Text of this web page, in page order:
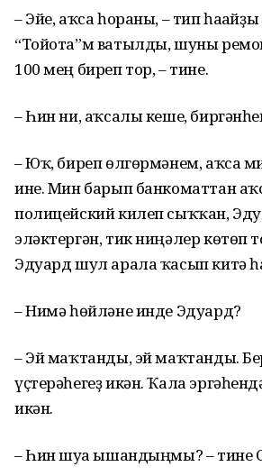
– Эйе, аҡса һораны, – тип
“Тойота”м ватылды, шуны
100 мең биреп тор, – тине.
– Һин ни, аҡсалы кеше,
– Юҡ, биреп өлгөрмәнем, аҡса
ине. Мин барып банкоматтан
полицейский килеп сыҡҡан,
эләктергән, тик ниңәлер көтөп
Эдуард шул арала ҡасып китә
– Нимә һөйләне инде Эдуард?
– Эй маҡтанды, эй маҡтанды.
үҫтерәһегеҙ икән. Ҡала
икән.
– Һин шуға ышандыңмы? – тине